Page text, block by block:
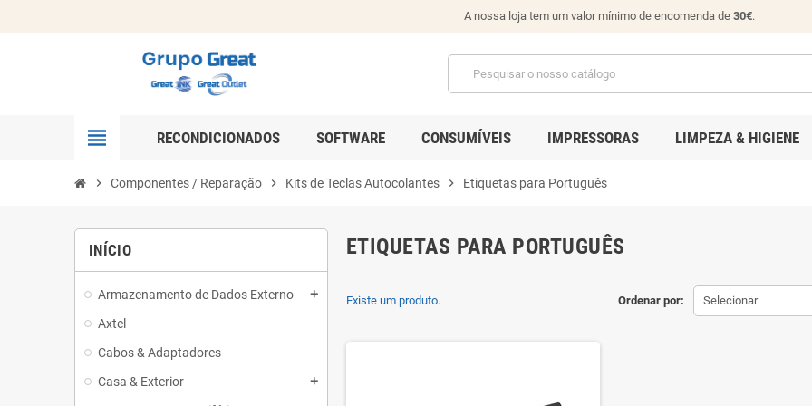
A nossa loja tem um valor mínimo de encomenda de 30€.
view_headline RECONDICIONADOS SOFTWARE CONSUMÍVEIS IMPRESSORAS LIMPEZA & HIGIENE
chevron_right Componentes / Reparação chevron_right Kits de Teclas Autocolantes chevron_right Etiquetas para Português
INÍCIO
Armazenamento de Dados Externo add
Axtel
Cabos & Adaptadores
Casa & Exterior
add
ETIQUETAS PARA PORTUGUÊS
Ordenar por: Selecionar
Existe um produto.